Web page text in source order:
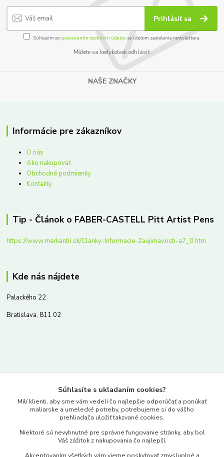
Prihlásiť sa
Súhlasím sospracovaním osobných údajov za účelom zasielania newslettera.
Môžete sa kedykoľvek odhlásiť.
NAŠE ZNAČKY
Informácie pre zákazníkov
O nás
Ako nakupovať
Obchodné podmienky
Kontakty
Tip - Článok o FABER-CASTELL Pitt Artist Pens
https://www.merkantil.sk/Clanky-Informacie-Zaujimavosti-a7_0.htm
Kde nás nájdete
Palackého 22
Bratislava, 811 02
www.merkantil.sk
Pondelok-Piatok: 9.00-17.00hod.
objednavky@merkantil-obchod.sk
Súhlasíte s ukladaním cookies?
Milí klienti, aby sme vám vedeli čo najlepšie odporúčať a ponúkať
maliarske a umelecké potreby, potrebujeme si do vášho
prehliadača uložiť takzvané cookies.
Niektoré sú nevyhnutné pre správne fungovanie stránky, aby bol
Váš zážitok z nakupovania čo najlepší.